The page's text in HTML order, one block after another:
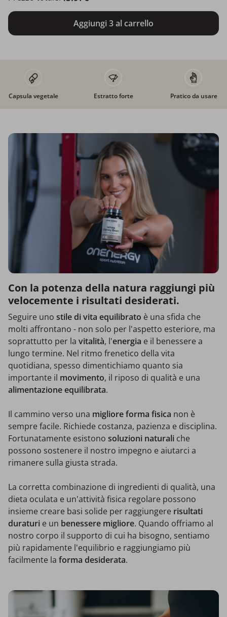
Aggiungi 3 al carrello
Capsula vegetale Estratto forte Pratico da usare
Con la potenza della natura raggiungi più
velocemente i risultati desiderati.
Seguire uno stile di vita equilibrato è una sfida che
molti affrontano - non solo per l'aspetto esteriore, ma
soprattutto per la vitalità, l'energia e il benessere a
lungo termine. Nel ritmo frenetico della vita
quotidiana, spesso dimentichiamo quanto sia
importante il movimento, il riposo di qualità e una
alimentazione equilibrata.
Il cammino verso una migliore forma fisica non è
sempre facile. Richiede costanza, pazienza e disciplina.
Fortunatamente esistono soluzioni naturali che
possono sostenere il nostro impegno e aiutarci a
rimanere sulla giusta strada.
La corretta combinazione di ingredienti di qualità, una
dieta oculata e un'attività fisica regolare possono
insieme creare basi solide per raggiungere risultati
duraturi e un benessere migliore. Quando offriamo al
nostro corpo il supporto di cui ha bisogno, sentiamo
più rapidamente l'equilibrio e raggiungiamo più
facilmente la forma desiderata.